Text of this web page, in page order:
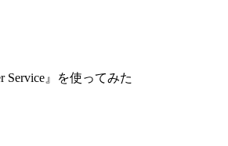
Service』を使ってみた